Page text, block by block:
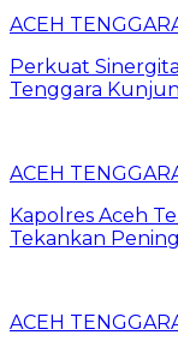
ACEH
Perkuat
Tenggara
ACEH
Kapolres Aceh
Tekankan
ACEH